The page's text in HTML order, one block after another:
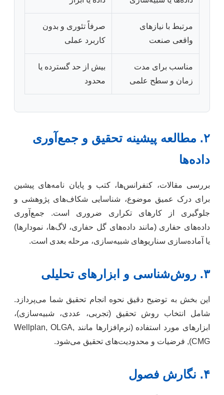
مرتبط با نیازهای
واقعی صنعت
صرفاً تئوری و بدون
کاربرد عملی
مناسب برای مدت
زمان و سطح علمی
بیش از حد گسترده یا
محدود
۲. مطالعه پیشینه تحقیق و جمع‌آوری
داده‌ها
بررسی مقالات، کنفرانس‌ها، کتب و پایان نامه‌های پیشین
برای درک عمیق موضوع، شناسایی شکاف‌های پژوهشی و
جلوگیری از کارهای تکراری ضروری است. جمع‌آوری
داده‌های حفاری (مانند داده‌های گل حفاری، لاگ‌ها، نمودارها)
یا آماده‌سازی سناریوهای شبیه‌سازی، مرحله بعدی است.
۳. روش‌شناسی و ابزارهای تحلیلی
این بخش به توضیح دقیق نحوه انجام تحقیق شما می‌پردازد.
شامل انتخاب روش تحقیق (تجربی، عددی، شبیه‌سازی)،
ابزارهای مورد استفاده (نرم‌افزارها مانند Wellplan, OLGA,
CMG), فرضیات و محدودیت‌های تحقیق می‌شود.
۴. نگارش فصول